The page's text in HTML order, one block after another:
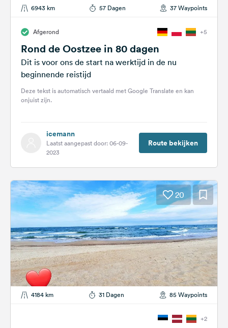
6943 km 57 Dagen 37 Waypoints
Afgerond +5
Rond de Oostzee in 80 dagen
Dit is voor ons de start na werktijd in de nu
beginnende reistijd
Deze tekst is automatisch vertaald met Google Translate en kan
onjuist zijn.
icemann
Laatst aangepast door: 06-09-
2023
Route bekijken
20
4184 km 31 Dagen 85 Waypoints
+2